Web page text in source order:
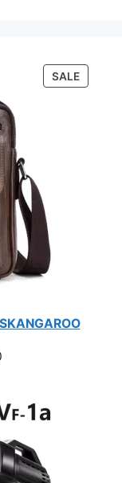
SALE
ON
฿1,296.00.